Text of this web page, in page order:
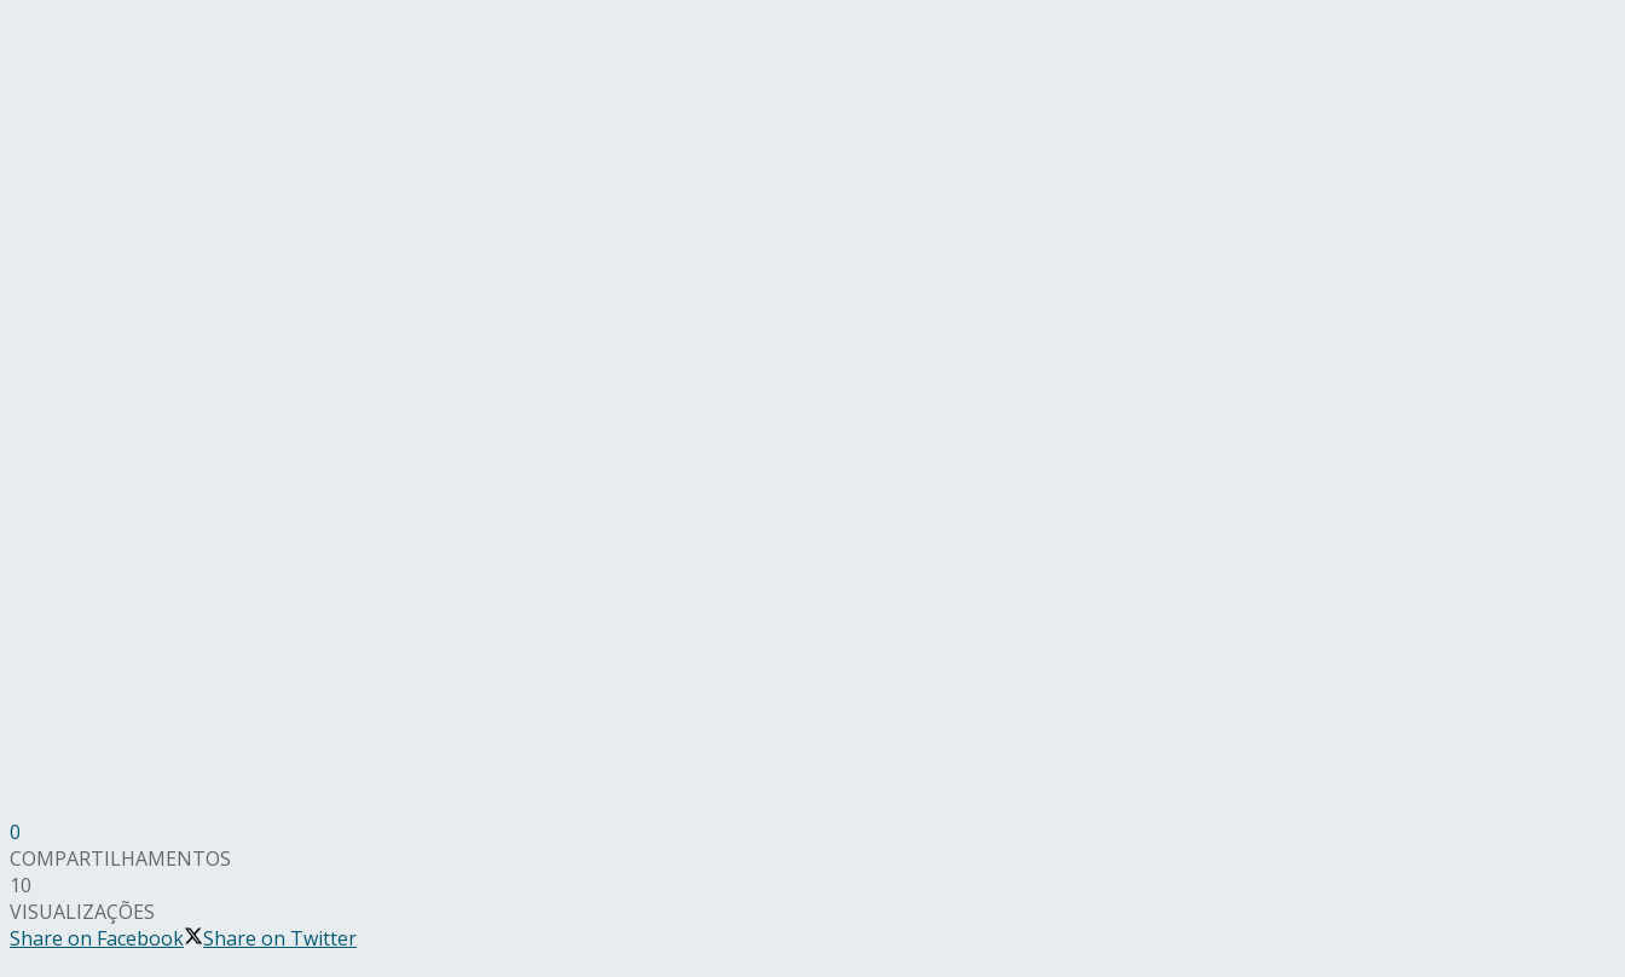
0
COMPARTILHAMENTOS
10
VISUALIZAÇÕES
Share on Facebook
Share on Twitter